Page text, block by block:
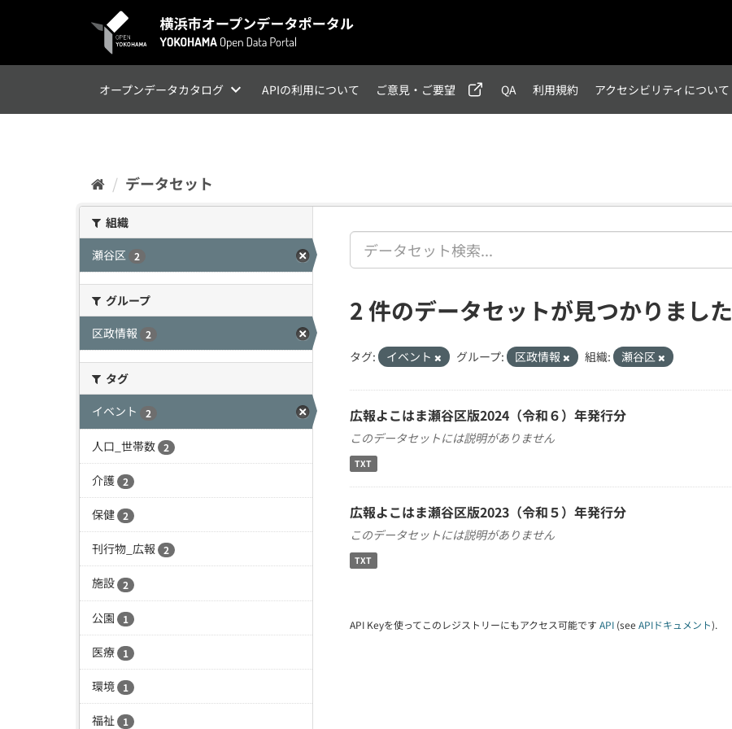
オープンデータカタログ APIの利用について ご意見・ご要望 QA 利用規約 アクセシビリティについて
データセット
組織
瀬谷区 2
グループ
区政情報
2
タグ
イベント
2
人口_世帯数 2
介護 2
保健 2
刊行物_広報 2
施設 2
公園 1
医療 1
環境 1
福祉 1
2 件のデータセットが見つかりました
タグ: イベント グループ: 区政情報 組織: 瀬谷区
広報よこはま瀬谷区版2024（令和６）年発行分
このデータセットには説明がありません
TXT
広報よこはま瀬谷区版2023（令和５）年発行分
このデータセットには説明がありません
TXT
API Keyを使ってこのレジストリーにもアクセス可能です API (see APIドキュメント).